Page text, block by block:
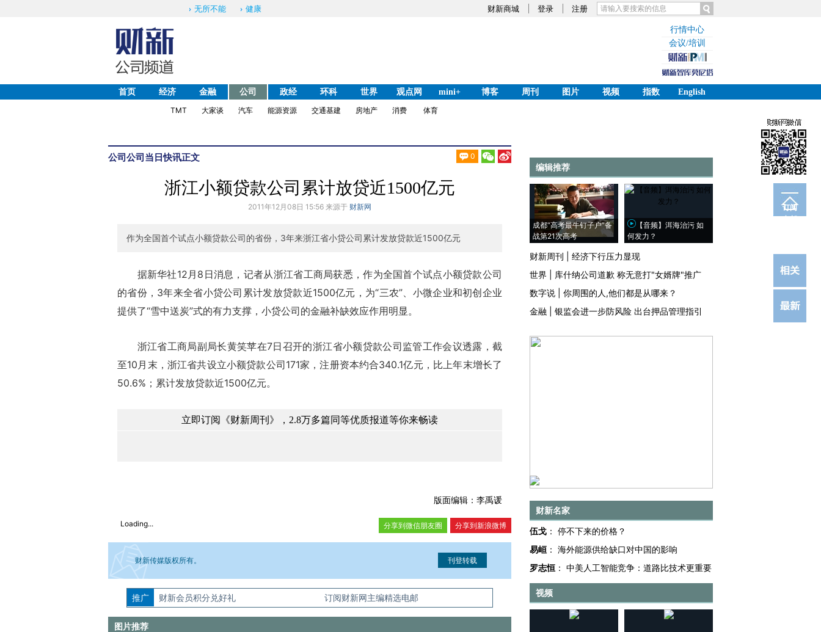
财新商城 登录 注册
无所不能 健康
行情中心
会议/培训
首页 经济 金融 公司 政经 环科 世界 观点网 mini+ 博客 周刊 图片 视频 指数
English
TMT
大家谈 汽车 能源资源 交通基建 房地产 消费 体育
公司公司当日快讯正文 0
订阅
电邮
浙江小额贷款公司累计放贷近1500亿元
2011年12月08日 15:56 来源于 财新网
作为全国首个试点小额贷款公司的省份，3年来浙江省小贷公司累计发放贷款近1500亿元
据新华社12月8日消息，记者从浙江省工商局获悉，作为全国首个试点小额贷款公司
的省份，3年来全省小贷公司累计发放贷款近1500亿元，为“三农”、小微企业和初创企业
提供了“雪中送炭”式的有力支撑，小贷公司的金融补缺效应作用明显。
浙江省工商局副局长黄笑苹在7日召开的浙江省小额贷款公司监管工作会议透露，截
至10月末，浙江省共设立小额贷款公司171家，注册资本约合340.1亿元，比上年末增长了
50.6%；累计发放贷款近1500亿元。
立即订阅《财新周刊》，2.8万多篇同等优质报道等你来畅读
版面编辑：李禹谖
Loading... 分享到新浪微博
分享到微信朋友圈
财新传媒版权所有。
如需刊登转载请点击右侧按钮，提交相关信息。经确认即可刊登转载。
推广 财新会员积分兑好礼 订阅财新网主编精选电邮
图片推荐
编辑推荐
成都“高考最牛钉子户”备
战第21次高考
【音频】洱海治污 如
何发力？
财新周刊
经济下行压力显现
世界
库什纳公司道歉 称无意打"女婿牌"推广
数字说
你周围的人,他们都是从哪来？
金融
银监会进一步防风险 出台押品管理指引
财新名家
伍戈 ： 停不下来的价格？
易峘 ： 海外能源供给缺口对中国的影响
罗志恒 ： 中美人工智能竞争：道路比技术更重要
视频